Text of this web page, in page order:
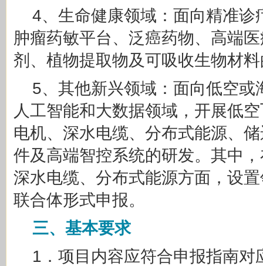
4、生命健康领域：面向精准诊
肿瘤药敏平台、 泛癌药物、高端
剂、植物提取物及可吸收生物材
5、其他新兴领域：面向低空或
人工智能和大数据领域，开展低
电机、深水电缆、分布式能源、
件及高端智控系统的研发。其中
深水电缆、分布式能源方面，设
联合体形式申报。
三、基本要求
1．项目内容应符合申报指南对